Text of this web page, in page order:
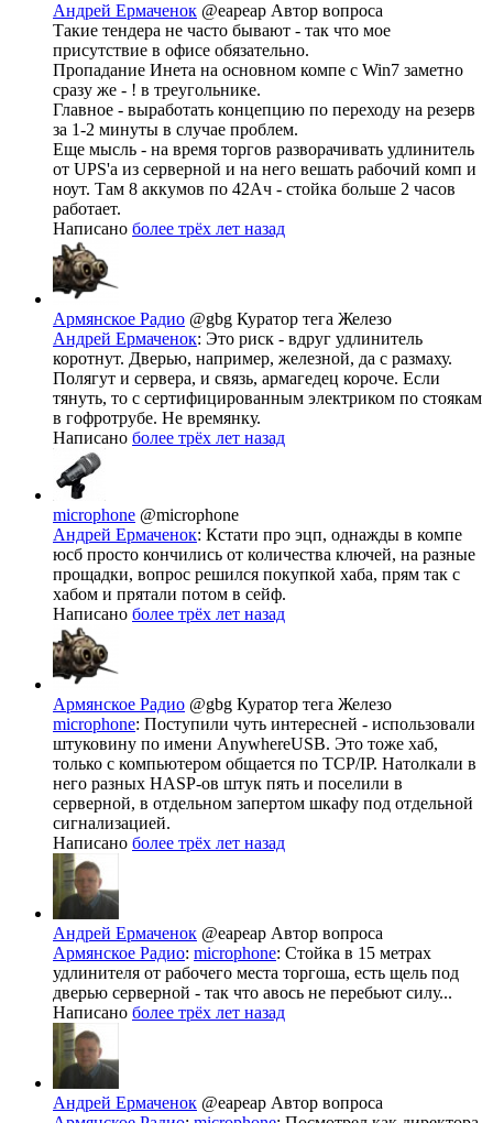
Андрей Ермаченок @eapeap Автор вопроса
Такие тендера не часто бывают - так что мое
присутствие в офисе обязательно.
Пропадание Инета на основном компе с Win7 заметно
сразу же - ! в треугольнике.
Главное - выработать концепцию по переходу на резерв
за 1-2 минуты в случае проблем.
Еще мысль - на время торгов разворачивать удлинитель
от UPS'а из серверной и на него вешать рабочий комп и
ноут. Там 8 аккумов по 42Ач - стойка больше 2 часов
работает.
Написано более трёх лет назад
Армянское Радио @gbg Куратор тега Железо
Андрей Ермаченок: Это риск - вдруг удлинитель
коротнут. Дверью, например, железной, да с размаху.
Полягут и сервера, и связь, армагедец короче. Если
тянуть, то с сертифицированным электриком по стоякам
в гофротрубе. Не времянку.
Написано более трёх лет назад
microphone @microphone
Андрей Ермаченок: Кстати про эцп, однажды в компе
юсб просто кончились от количества ключей, на разные
прощадки, вопрос решился покупкой хаба, прям так с
хабом и прятали потом в сейф.
Написано более трёх лет назад
Армянское Радио @gbg Куратор тега Железо
microphone: Поступили чуть интересней - использовали
штуковину по имени AnywhereUSB. Это тоже хаб,
только с компьютером общается по TCP/IP. Натолкали в
него разных HASP-ов штук пять и поселили в
серверной, в отдельном запертом шкафу под отдельной
сигнализацией.
Написано более трёх лет назад
Андрей Ермаченок @eapeap Автор вопроса
Армянское Радио: microphone: Стойка в 15 метрах
удлинителя от рабочего места торгоша, есть щель под
дверью серверной - так что авось не перебьют силу...
Написано более трёх лет назад
Андрей Ермаченок @eapeap Автор вопроса